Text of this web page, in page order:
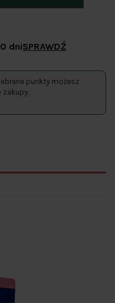
dniSPRAWDŹ
punkty możesz
zakupy.